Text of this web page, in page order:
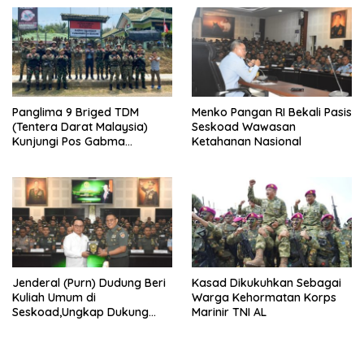
Panglima 9 Briged TDM
(Tentera Darat Malaysia)
Kunjungi Pos Gabma
Menko Pangan RI Bekali Pasis
Seskoad Wawasan
Ketahanan Nasional
Jenderal (Purn) Dudung Beri
Kuliah Umum di
Seskoad,Ungkap Dukung
Kasad Dikukuhkan Sebagai
Warga Kehormatan Korps
Marinir TNI AL